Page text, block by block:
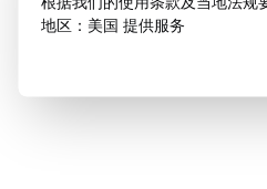
地区：美国 提供服务